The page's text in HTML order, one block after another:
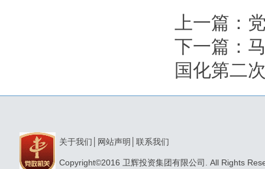
上一篇：
下一篇：
国化第二
关于我们 网站声明 联系我们
Copyright©2016 卫辉投资集团有限公司. All Rights